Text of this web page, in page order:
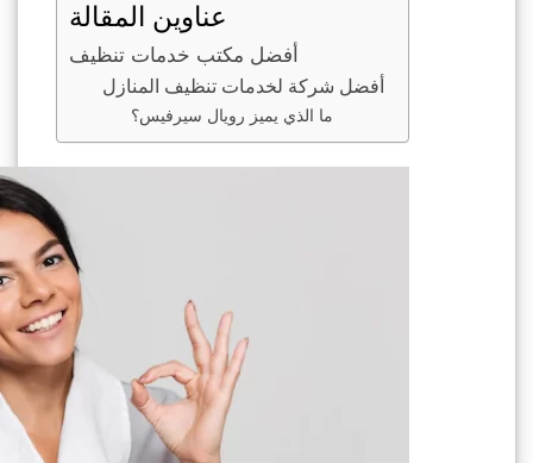
عناوين المقالة
أفضل مكتب خدمات تنظيف
أفضل شركة لخدمات تنظيف المنازل
ما الذي يميز رويال سيرفيس؟